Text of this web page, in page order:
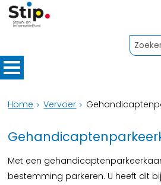
Home Vervoer
Met een
bestemming parkeren. U heeft dit